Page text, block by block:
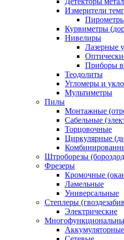
Измерители
Курвиметры
Нивелиры
Лазерные
Приборы
Теодолиты
Угломеры и
Мультиметры
Пилы
Монтажные
Сабельные
Торцовочные
Циркулярные
Штроборезы
Фрезеры
Кромочные
Ламельные
Универсальные
Степлеры
Электрические
Аккумуляторные